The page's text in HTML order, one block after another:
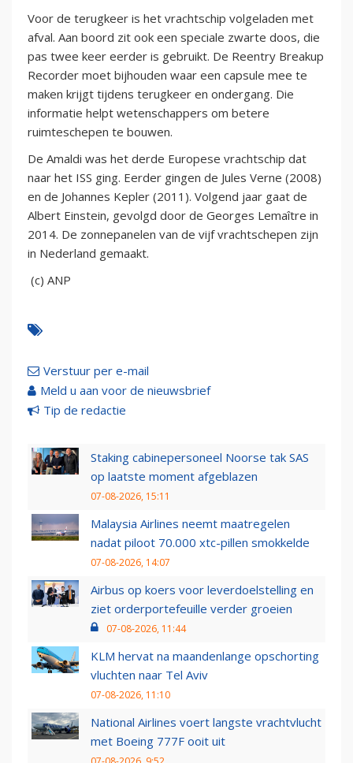
Voor de terugkeer is het vrachtschip volgeladen met
afval. Aan boord zit ook een speciale zwarte doos, die
pas twee keer eerder is gebruikt. De Reentry Breakup
Recorder moet bijhouden waar een capsule mee te
maken krijgt tijdens terugkeer en ondergang. Die
informatie helpt wetenschappers om betere
ruimteschepen te bouwen.
De Amaldi was het derde Europese vrachtschip dat
naar het ISS ging. Eerder gingen de Jules Verne (2008)
en de Johannes Kepler (2011). Volgend jaar gaat de
Albert Einstein, gevolgd door de Georges Lemaître in
2014. De zonnepanelen van de vijf vrachtschepen zijn
in Nederland gemaakt.
(c) ANP
Verstuur per e-mail
Meld u aan voor de nieuwsbrief
Tip de redactie
Staking cabinepersoneel Noorse tak SAS
op laatste moment afgeblazen
07-08-2026, 15:11
Malaysia Airlines neemt maatregelen
nadat piloot 70.000 xtc-pillen smokkelde
07-08-2026, 14:07
Airbus op koers voor leverdoelstelling en
ziet orderportefeuille verder groeien
07-08-2026, 11:44
KLM hervat na maandenlange opschorting
vluchten naar Tel Aviv
07-08-2026, 11:10
National Airlines voert langste vrachtvlucht
met Boeing 777F ooit uit